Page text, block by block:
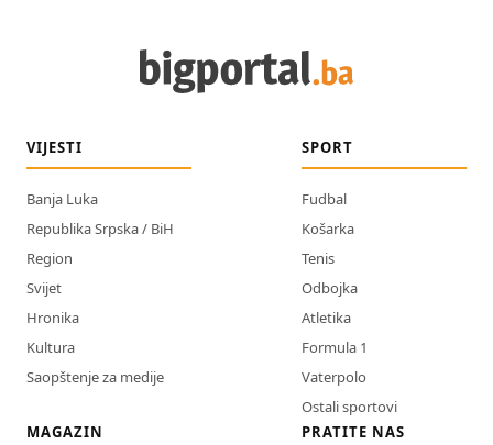
VIJESTI
Banja Luka
Republika Srpska / BiH
Region
Svijet
Hronika
Kultura
Saopštenje za medije
SPORT
Fudbal
Košarka
Tenis
Odbojka
Atletika
Formula 1
Vaterpolo
Ostali sportovi
MAGAZIN
PRATITE NAS